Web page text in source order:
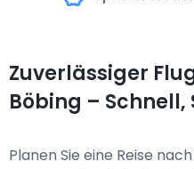
Zuverlässiger
Böbing – Schnell,
Planen Sie eine Reise